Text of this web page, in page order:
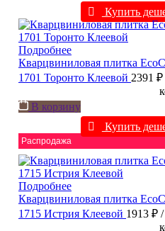
Купить
Подробнее
Кварцвиниловая плитка
1701 Торонто Клеевой 2391 ₽
В корзину
Купить
Распродажа
Подробнее
Кварцвиниловая плитка
1715 Истрия Клеевой 1913 ₽